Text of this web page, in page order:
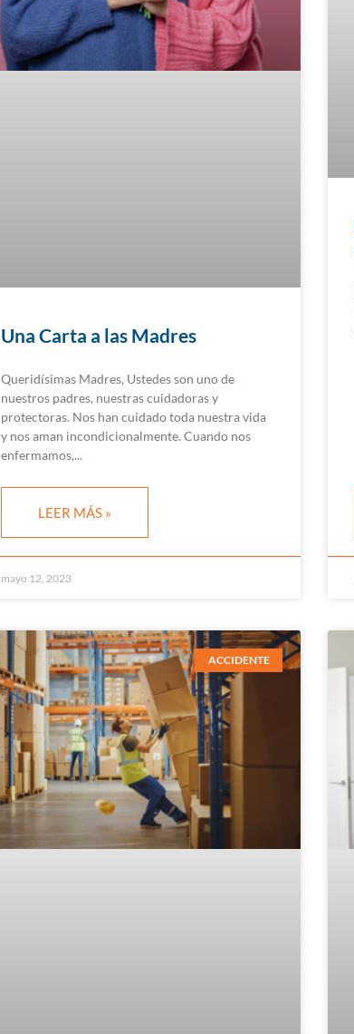
Una Carta a las Madres
Queridísimas Madres, Ustedes son uno de
nuestros padres, nuestras cuidadoras y
protectoras. Nos han cuidado toda nuestra vida
y nos aman incondicionalmente. Cuando nos
enfermamos,
LEER MÁS »
mayo 12, 2023
ACCIDENTE